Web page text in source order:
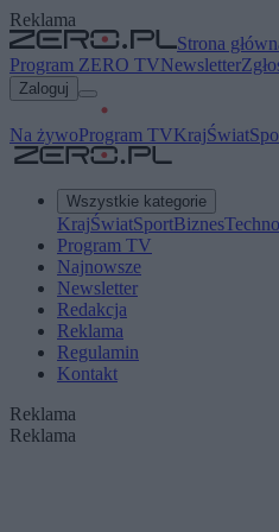
Reklama
Strona
Program ZERO TVNewsletter
Zaloguj
Na żywoProgram TVKrajŚwiat
Wszystkie kategorie
KrajŚwiatSportBiznes
Program TV
Najnowsze
Newsletter
Redakcja
Reklama
Regulamin
Kontakt
Reklama
Reklama